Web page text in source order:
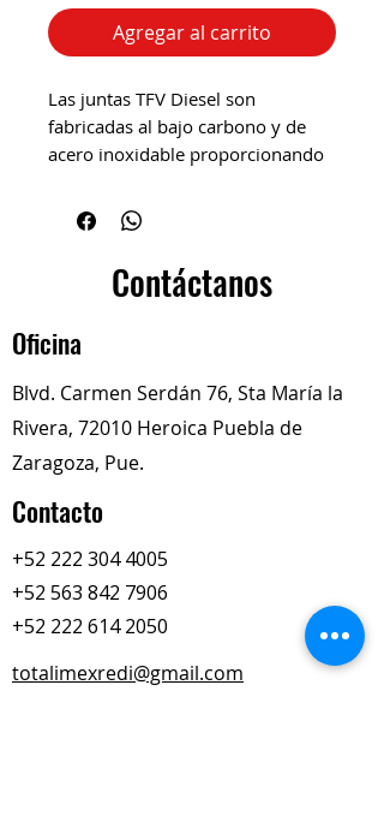
Agregar al carrito
Las juntas TFV Diesel son
fabricadas al bajo carbono y de
acero inoxidable proporcionando
y un alto desempeño en el motor
Diesel.
Perkins Motor 6.354 Fase I.
SKU: #CA-6083
Contáctanos
Oficina
Blvd. Carmen Serdán 76, Sta María la
Rivera, 72010 Heroica Puebla de
Zaragoza, Pue.
Contacto
+52 222 304 4005
+52 563 842 7906
+52 222 614 2050
totalimexredi@gmail.com